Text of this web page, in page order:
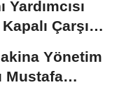
Çarşı
Yönetim
Mustafa